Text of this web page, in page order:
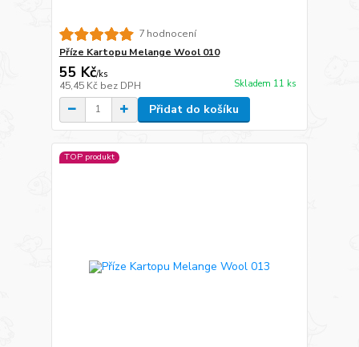
7 hodnocení
Příze Kartopu Melange Wool 010
55 Kč/ks
45,45 Kč bez DPH Skladem 11 ks
Přidat do košíku
TOP produkt